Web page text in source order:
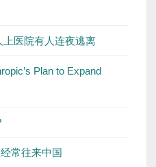
医院有人连夜逃离
Plan to Expand
常往来中国